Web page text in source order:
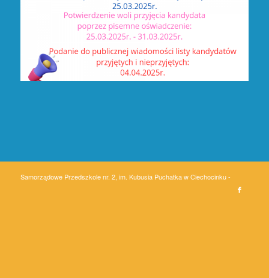
Samorządowe Przedszkole nr. 2, im. Kubusia Puchatka w Ciechocinku -